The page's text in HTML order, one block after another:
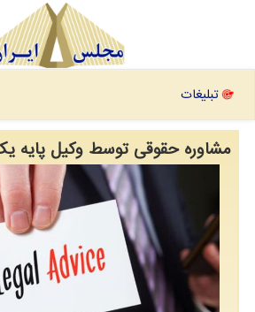
تبلیغات
مشاوره حقوقی توسط وكیل پایه